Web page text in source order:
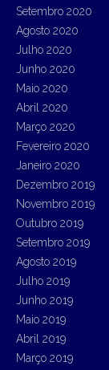
Setembro 2020
Agosto 2020
Julho 2020
Junho 2020
Maio 2020
Abril 2020
Março 2020
Fevereiro 2020
Janeiro 2020
Dezembro 2019
Novembro 2019
Outubro 2019
Setembro 2019
Agosto 2019
Julho 2019
Junho 2019
Maio 2019
Abril 2019
Março 2019